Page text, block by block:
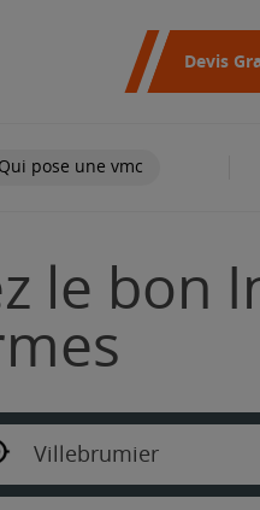
Devis
Qui pose une vmc
le bon
Villebrumier